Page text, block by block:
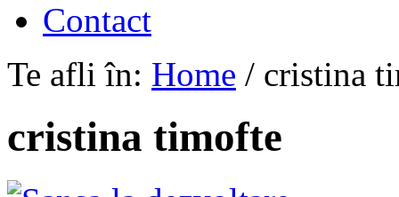
Contact
Te afli în: Home / cristina
cristina timofte